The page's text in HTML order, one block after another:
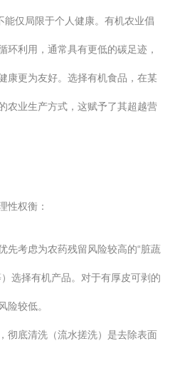
能仅局限于个人健康。有机农业倡
环利用，通常具有更低的碳足迹，
康更为友好。选择有机食品，在某
农业生产方式，这赋予了其超越营
性权衡：
先考虑为农药残留风险较高的“脏蔬
选择有机产品。对于有厚皮可剥的
险较低。
彻底清洗（流水搓洗）是去除表面